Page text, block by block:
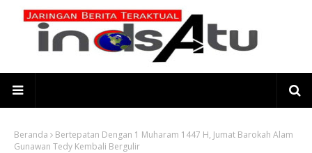
Beranda
Bertepatan Dengan 1 Muharam 1447 H, Jumat Barokah Alam
Gunawan Tedy Kembali Bergulir